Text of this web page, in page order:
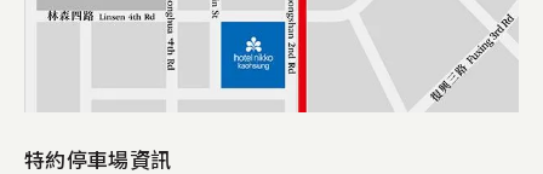
特約停車場資訊